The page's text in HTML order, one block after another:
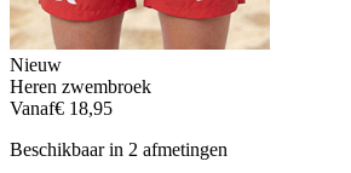
Nieuw
Heren zwembroek
Vanaf€ 18,95
Beschikbaar in 2 afmetingen